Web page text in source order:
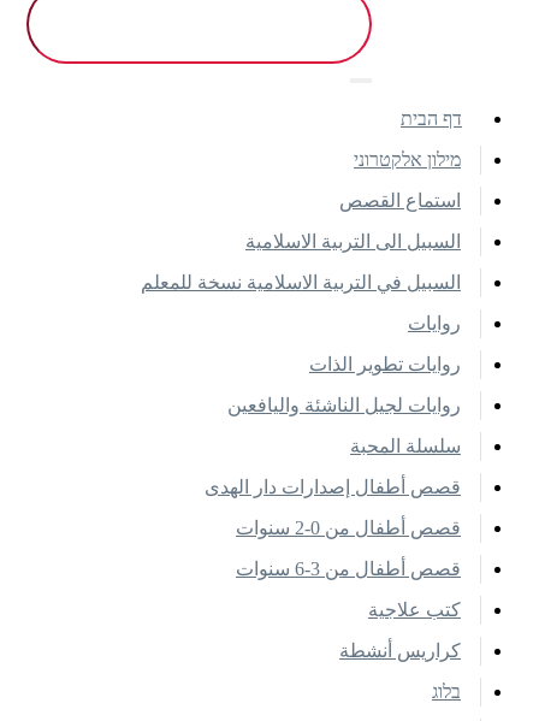
דף הבית
מילון אלקטרוני
استماع القصص
السبيل الى التربية الاسلامية
السبيل في التربية الاسلامية نسخة للمعلم
روايات
روايات تطوير الذات
روايات لجيل الناشئة واليافعين
سلسلة المحبة
قصص أطفال إصدارات دار الهدى
قصص أطفال من 0-2 سنوات
قصص أطفال من 3-6 سنوات
كتب علاجية
كراريس أنشطة
בלוג